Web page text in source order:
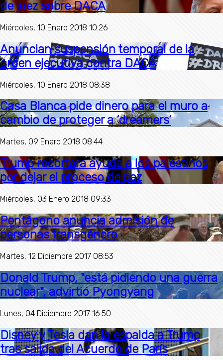
de juez sobre DACA
Miércoles, 10 Enero 2018 10:26
Anuncian suspensión temporal de la
orden ejecutiva contra DACA
Miércoles, 10 Enero 2018 08:38
Casa Blanca pide dinero para el muro a
cambio de proteger a ‘dreamers’
Martes, 09 Enero 2018 08:44
Trump recortara ayuda a los palestinos
por dejar el proceso de paz
Miércoles, 03 Enero 2018 09:33
Pentágono anuncia admisión de
personas transgénero
Martes, 12 Diciembre 2017 08:53
Donald Trump, "está pidiendo una guerra
nuclear", advirtió Pyongyang
Lunes, 04 Diciembre 2017 16:50
Disney y Tesla dan la espalda a Trump
tras salida del Acuerdo de París